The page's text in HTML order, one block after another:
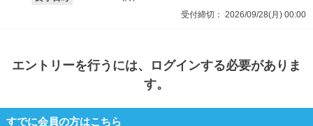
受付締切： 2026/09/28(月) 00:00
エントリーを行うには、ログインする必要がありま
す。
すでに会員の方はこちら